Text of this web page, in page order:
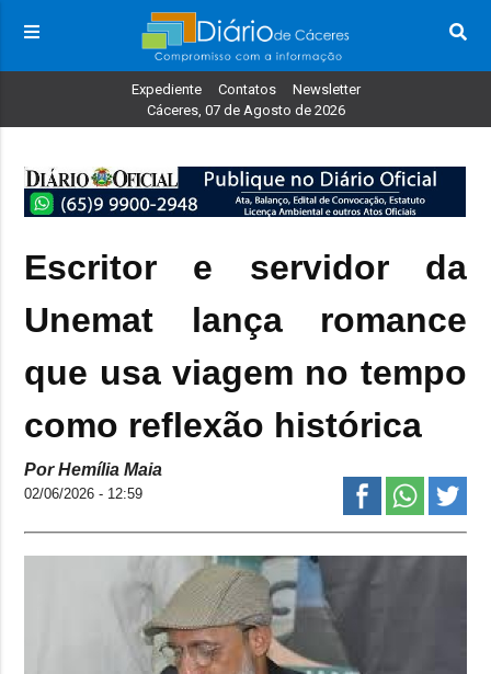
Expediente Contatos
Newsletter
Cáceres, 07 de Agosto de 2026
Escritor e servidor da
Unemat lança romance
que usa viagem no tempo
como reflexão histórica
Por Hemília Maia
02/06/2026 - 12:59